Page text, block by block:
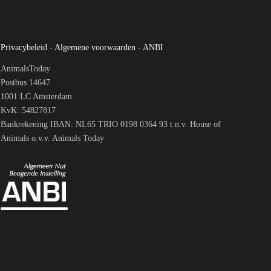
Privacybeleid - Algemene voorwaarden - ANBI
AnimalsToday
Postbus 14647
1001 LC Amsterdam
KvK: 54827817
Bankrekening IBAN: NL65 TRIO 0198 0364 93 t.n.v. House of
Animals o.v.v. Animals Today